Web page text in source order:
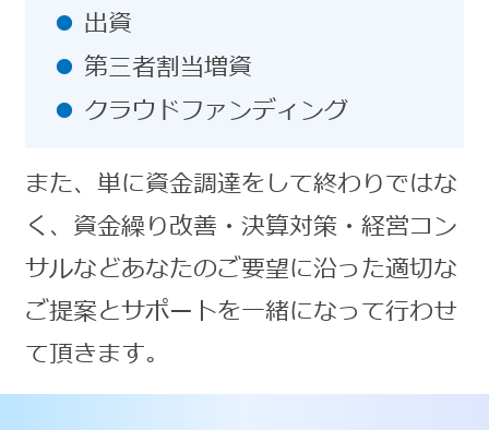
出資
第三者割当増資
クラウドファンディング
また、単に資金調達をして終わりではな
く、資金繰り改善・決算対策・経営コン
サルなどあなたのご要望に沿った適切な
ご提案とサポートを一緒になって行わせ
て頂きます。